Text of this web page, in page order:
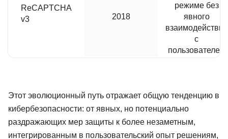
ReCAPTCHA
v3
2018
режиме без
явного
взаимодействия
с
пользователем
Этот эволюционный путь отражает общую тенденцию в
кибербезопасности: от явных, но потенциально
раздражающих мер защиты к более незаметным,
интегрированным в пользовательский опыт решениям,